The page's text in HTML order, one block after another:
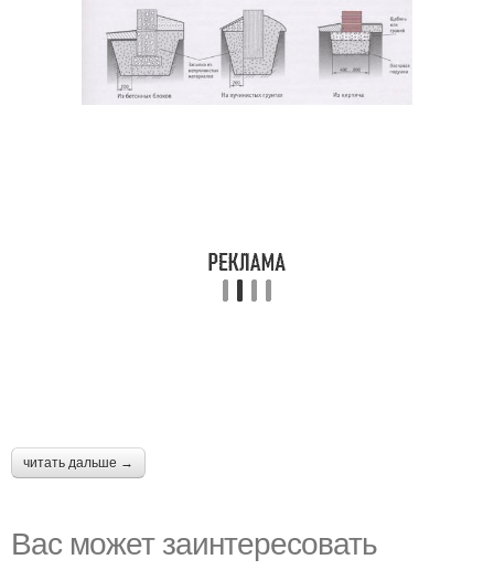
читать дальше →
Вас может заинтересовать